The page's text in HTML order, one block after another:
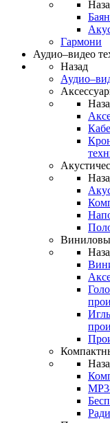
Гармони
Аудио–видео
Назад